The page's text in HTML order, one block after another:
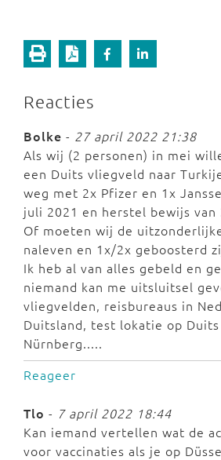
Reacties
Bolke - 27 april 2022 21:38
Als wij (2 personen) in mei
een Duits vliegveld naar
weg met 2x Pfizer en 1x
juli 2021 en herstel bewijs van
Of moeten wij de
naleven en 1x/2x geboosterd
Ik heb al van alles gebeld en
niemand kan me uitsluitsel
vliegvelden, reisbureaus in
Duitsland, test lokatie op
Nürnberg.....
Reageer
Tlo - 7 april 2022 18:44
Kan iemand vertellen wat de
voor vaccinaties als je op